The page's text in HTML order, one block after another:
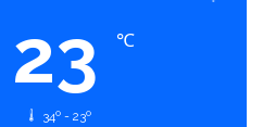
23 ℃
34º - 23º